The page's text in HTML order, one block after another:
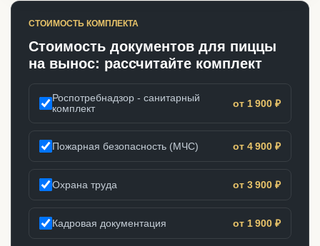
СТОИМОСТЬ КОМПЛЕКТА
Стоимость документов для пиццы
на вынос: рассчитайте комплект
Роспотребнадзор - санитарный
комплект
от 1 900 ₽
Пожарная безопасность (МЧС) от 4 900 ₽
Охрана труда от 3 900 ₽
Кадровая документация от 1 900 ₽